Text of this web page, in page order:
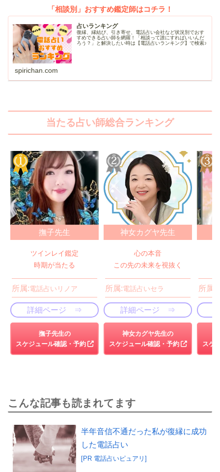
「相談別」おすすめ鑑定師はコチラ！
占いランキング
復縁、縁結び、引き寄せ、電話占い会社など状況別でおす
すめできる占い師を網羅！「相談って誰にすればいいんだ
ろう？」と解決したい時は【電話占いランキング】で検索♪
spirichan.com
当たる占い師総合ランキング
撫子先生
ツインレイ鑑定
時期が当たる
所属:電話占いリノア
詳細ページ ⇒
撫子先生の
スケジュール確認・予約
神女カグヤ先生
心の本音
この先の未来を視抜く
所属:電話占いセラ
詳細ページ ⇒
神女カグヤ先生の
スケジュール確認・予約
所属:
スケ
こんな記事も読まれてます
半年音信不通だった私が復縁に成功
した電話占い
[PR 電話占いピュアリ]